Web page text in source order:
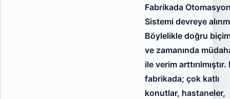
Fabrikada
Sistemi devreye
Böylelikle doğru
ve zamanında
ile verim arttırılmıştır.
fabrikada; çok katlı
konutlar, hastaneler,